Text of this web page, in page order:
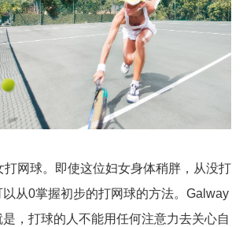
打网球。即使这位妇女身体稍胖，从没打
从0掌握初步的打网球的方法。 Galway
，打球的人不能用任何注意力去关心自